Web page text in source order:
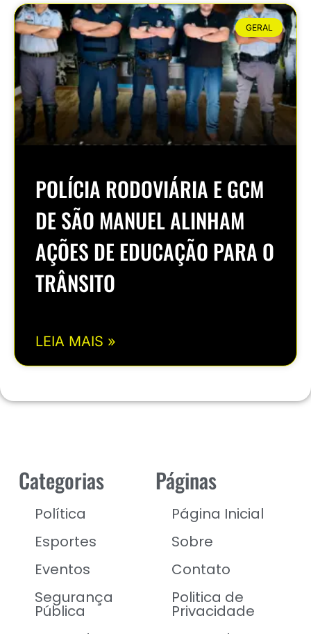
GERAL
POLÍCIA RODOVIÁRIA E GCM
DE SÃO MANUEL ALINHAM
AÇÕES DE EDUCAÇÃO PARA O
TRÂNSITO
LEIA MAIS »
Categorias
Política
Esportes
Eventos
Segurança
Pública
Páginas
Página Inicial
Sobre
Contato
Politica de
Privacidade